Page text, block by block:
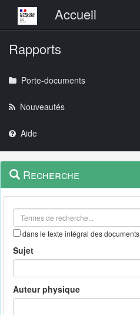
Menu principalAccueil
Rapports
Porte-documents
Nouveautés
Aide
Navigation
outils
Menu
contextuel
Recherche
dans le texte intégral des documents
Sujet
Auteur physique